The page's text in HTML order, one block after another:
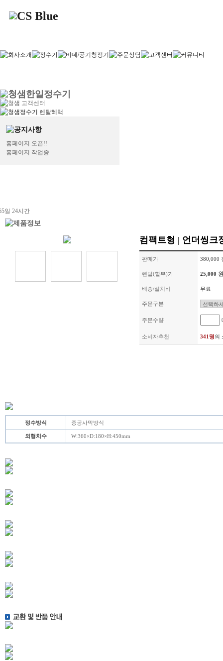
홈페이지 오픈!!
홈페이지 작업중
컴팩트형 | 언더씽크
판매가 380,000
렌탈(할부)가 25,000 원
배송/설치비 무료
주문구분
주문수량
소비자추천 341명의
정수방식 중공사막방식
외형치수 W:360×D:180×H:450mm